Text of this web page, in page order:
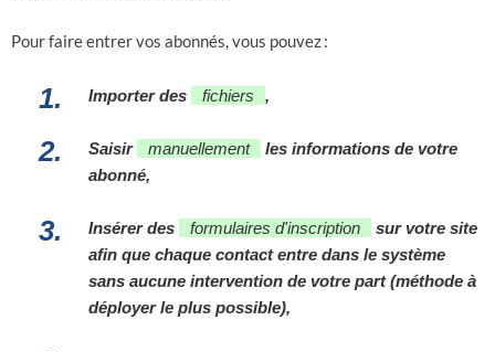
Pour faire entrer vos abonnés, vous pouvez:
1. Importer des fichiers ,
2. Saisir manuellement
les informations de votre
abonné,
3. Insérer des formulaires d'inscription
sur votre site
afin que chaque contact entre dans le système
sans aucune intervention de votre part (méthode à
déployer le plus possible),